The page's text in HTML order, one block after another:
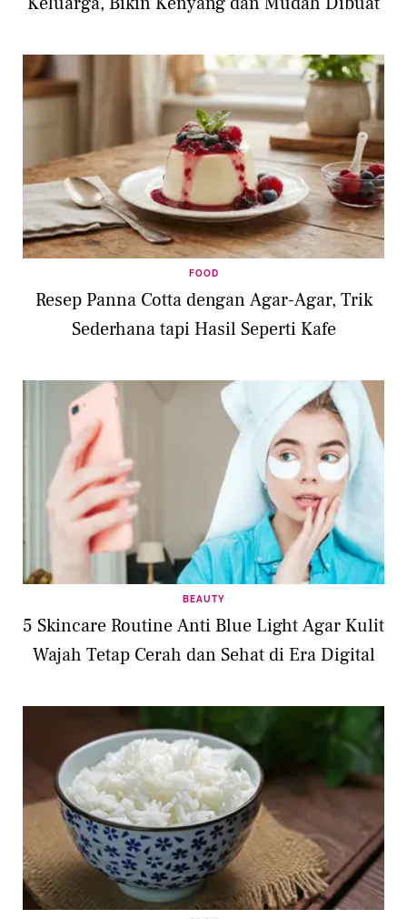
FOOD
Resep Panna Cotta dengan Agar-Agar, Trik
Sederhana tapi Hasil Seperti Kafe
BEAUTY
5 Skincare Routine Anti Blue Light Agar Kulit
Wajah Tetap Cerah dan Sehat di Era Digital